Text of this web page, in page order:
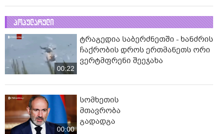
პოპულარული
00:22
ტრაგედია საბერძნეთში - ხანძრის
ჩაქრობის დროს ერთმანეთს ორი
ვერტმფრენი შეეჯახა
00:00
სომხეთის
მთავრობა
გადადგა